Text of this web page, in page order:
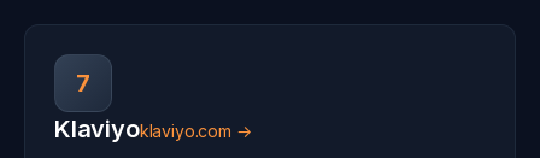
7
Klaviyoklaviyo.com →